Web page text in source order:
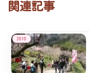
関連記事
2010